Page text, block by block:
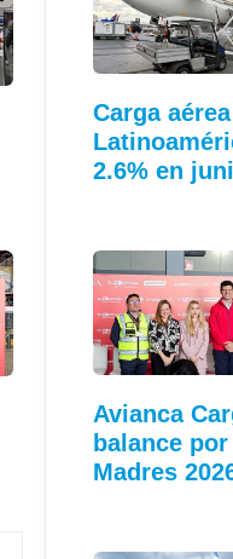
Carga
2.6% en
Avianca
balance
Madres